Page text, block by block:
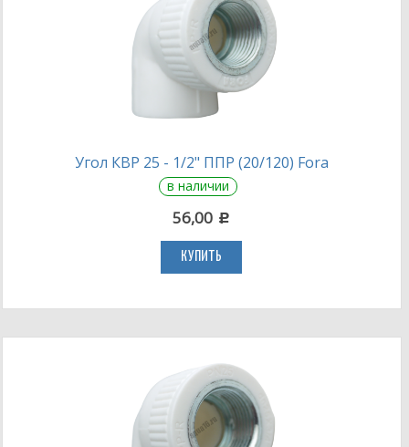
Угол КВР 25 - 1/2" ППР (20/120) Fora
в наличии
56,00 c
КУПИТЬ